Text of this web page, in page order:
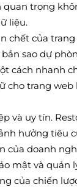
quan trọng
liệu.
chết của trang
sao dự
cách nhanh
cho trang web
và uy tín.
hưởng tiêu
của doanh
mật và quản
của chiến